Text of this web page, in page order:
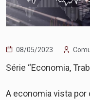
08/05/2023
Série “Economia,
A economia vista